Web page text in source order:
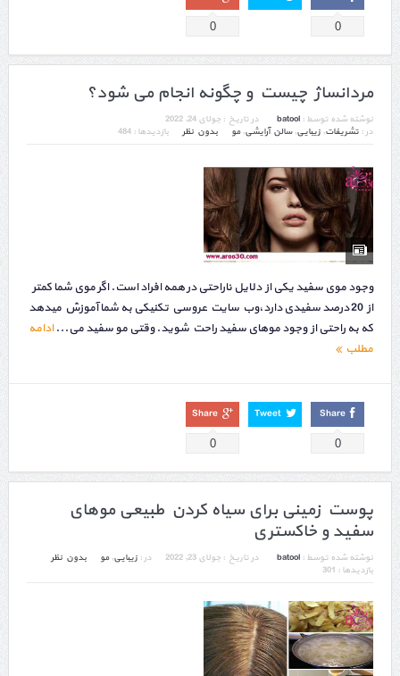
0
0
مردانساژ چیست و چگونه انجام می شود؟
نوشته شده توسط : batool در تاریخ : جولای 24, 2022
در : تشریفات, زیبایی,سالن آرایشی,مو بدون نظر بازدیدها : 484
وجود موی سفید یکی از دلایل ناراحتی در همه افراد است. اگر موی شما کمتر
از 20 درصد سفیدی دارد،وب سایت عروسی تکنیکی به شما آموزش میدهد
که به راحتی از وجود موهای سفید راحت شوید. وقتی مو سفید می...ادامه
مطلب
Share
0
Tweet
Share
0
پوست زمینی برای سیاه کردن طبیعی موهای
سفید و خاکستری
نوشته شده توسط : batool در تاریخ : جولای 23, 2022 در : زیبایی,مو
بدون نظر
بازدیدها : 301